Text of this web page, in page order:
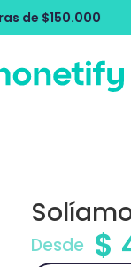
Desde $